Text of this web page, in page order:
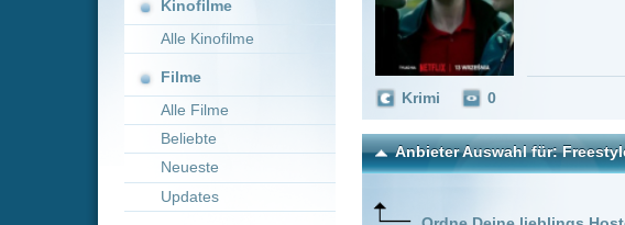
Beliebte
Serien
Alle Serien
Beliebte
Neuste
0
Anbieter Auswahl für: Freestyle
Weitere Details